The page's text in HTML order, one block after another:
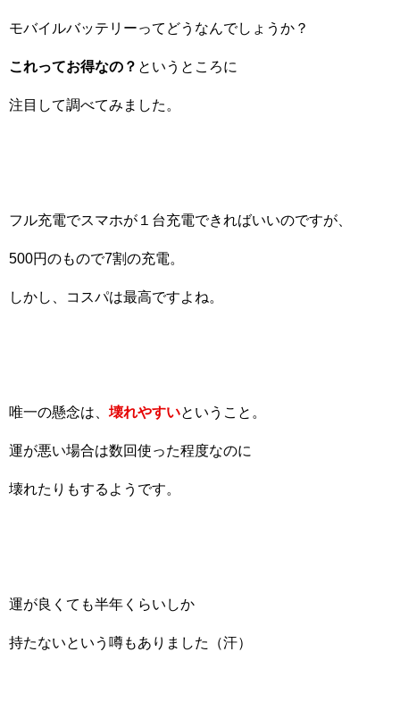
モバイルバッテリーってどうなんでしょうか？
これってお得なの？ というところに
注目して調べてみました。
フル充電でスマホが１台充電できればいいのですが、
500円のもので7割の充電。
しかし、コスパは最高ですよね。
唯一の懸念は、 壊れやすいということ。
運が悪い場合は数回使った程度なのに
壊れたりもするようです。
運が良くても半年くらいしか
持たないという噂もありました（汗）